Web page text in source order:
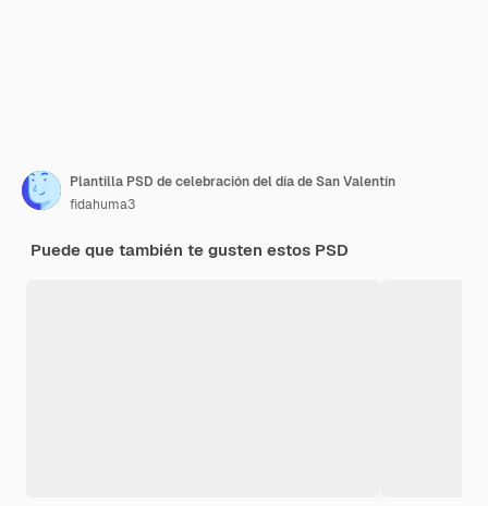
Plantilla PSD de celebración del día de San Valentín
fidahuma3
Puede que también te gusten estos PSD